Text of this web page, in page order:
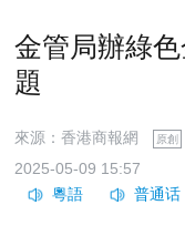
金管局辦綠
題
來源：香港商報網 原創
2025-05-09 15:57